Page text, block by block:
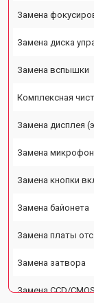
Замена
Замена диска
Замена вспышки
Комплексная
Замена дисплея
Замена
Замена кнопки
Замена байонета
Замена платы
Замена затвора
Замена CCD/